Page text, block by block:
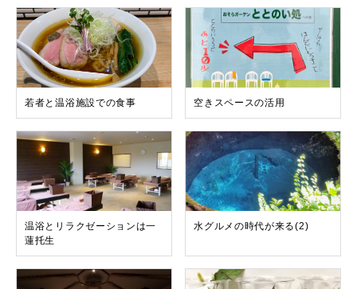
若者と温浴施設での食事 空きスペースの活用
温浴とリラクゼーションは一
蓮托生
水グルメの時代が来る(2)